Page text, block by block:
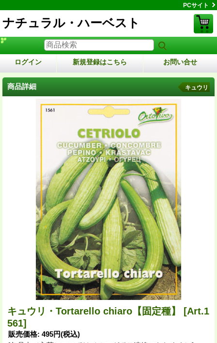
PCサイト
ナチュラル・ハーベスト
ログイン 新規登録はこちら お問い合せ
商品詳細 キュウリ
キュウリ・Tortarello chiaro【固定種】
[Art.1
561]
販売価格: 495円(税込)